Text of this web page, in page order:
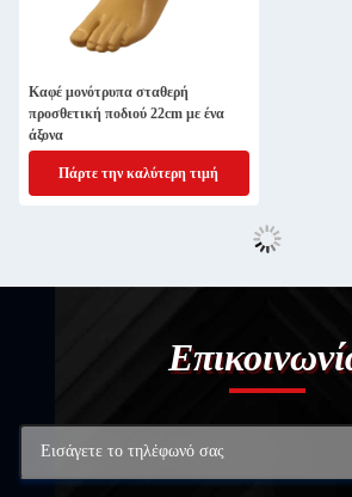
Καφέ μονότρυπα σταθερή
προσθετική ποδιού 22cm με ένα
άξονα
Πάρτε την καλύτερη τιμή